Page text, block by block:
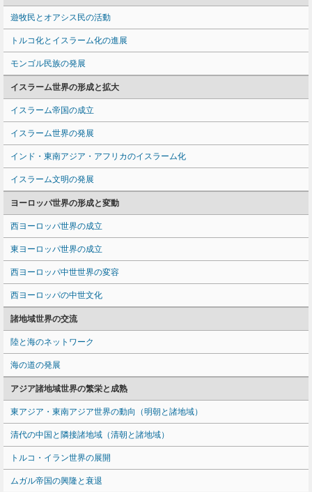
遊牧民とオアシス民の活動
トルコ化とイスラーム化の進展
モンゴル民族の発展
イスラーム世界の形成と拡大
イスラーム帝国の成立
イスラーム世界の発展
インド・東南アジア・アフリカのイスラーム化
イスラーム文明の発展
ヨーロッパ世界の形成と変動
西ヨーロッパ世界の成立
東ヨーロッパ世界の成立
西ヨーロッパ中世世界の変容
西ヨーロッパの中世文化
諸地域世界の交流
陸と海のネットワーク
海の道の発展
アジア諸地域世界の繁栄と成熟
東アジア・東南アジア世界の動向（明朝と諸地域）
清代の中国と隣接諸地域（清朝と諸地域）
トルコ・イラン世界の展開
ムガル帝国の興隆と衰退